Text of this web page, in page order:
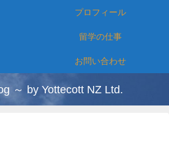
プロフィール
留学の仕事
お問い合わせ